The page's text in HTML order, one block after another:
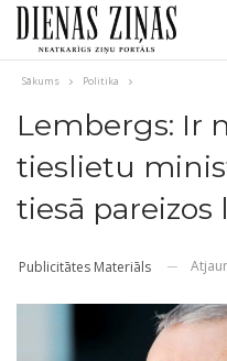
Sākums Politika
Lembergs: Ir
tieslietu
tiesā
Publicitātes Materiāls